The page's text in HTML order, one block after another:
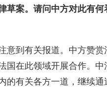
草案。请问中方对此有
意到有关报道。中方赞
国在此领域开展合作。
的有关各方一道，继续